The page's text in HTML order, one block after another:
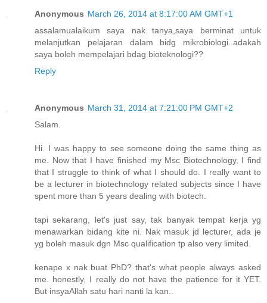
Anonymous March 26, 2014 at 8:17:00 AM GMT+1
assalamualaikum saya nak tanya,saya berminat untuk
melanjutkan pelajaran dalam bidg mikrobiologi..adakah
saya boleh mempelajari bdag bioteknologi??
Reply
Anonymous March 31, 2014 at 7:21:00 PM GMT+2
Salam.
Hi. I was happy to see someone doing the same thing as
me. Now that I have finished my Msc Biotechnology, I find
that I struggle to think of what I should do. I really want to
be a lecturer in biotechnology related subjects since I have
spent more than 5 years dealing with biotech.
tapi sekarang, let's just say, tak banyak tempat kerja yg
menawarkan bidang kite ni. Nak masuk jd lecturer, ada je
yg boleh masuk dgn Msc qualification tp also very limited.
kenape x nak buat PhD? that's what people always asked
me. honestly, I really do not have the patience for it YET.
But insyaAllah satu hari nanti la kan..